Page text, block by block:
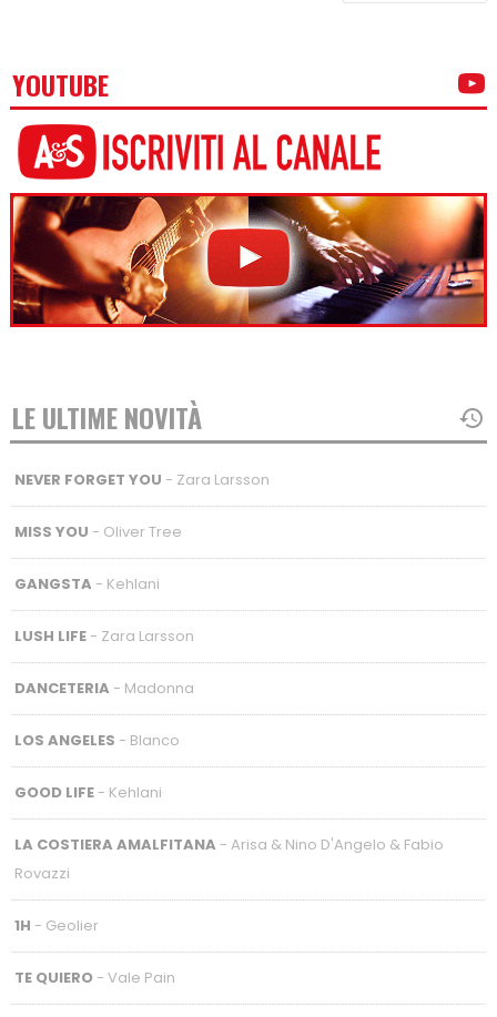
YOUTUBE
LE ULTIME NOVITÀ
NEVER FORGET YOU - Zara Larsson
MISS YOU - Oliver Tree
GANGSTA - Kehlani
LUSH LIFE- Zara Larsson
DANCETERIA - Madonna
LOS ANGELES - Blanco
GOOD LIFE- Kehlani
LA COSTIERA AMALFITANA - Arisa & Nino D'Angelo & Fabio
Rovazzi
1H - Geolier
TE QUIERO- Vale Pain